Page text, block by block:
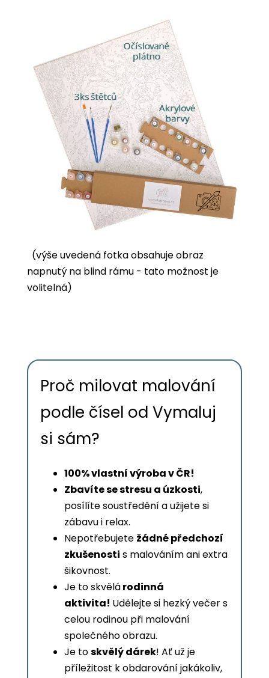
(výše uvedená fotka obsahuje obraz
napnutý na blind rámu - tato možnost je
volitelná)
Proč milovat malování
podle čísel od Vymaluj
si sám?
100% vlastní výroba v ČR!
Zbavíte se stresu a úzkosti,
posílíte soustředění a užijete si
zábavu i relax.
Nepotřebujete žádné předchozí
zkušenosti s malováním ani extra
šikovnost.
Je to skvělárodinná
aktivita! Udělejte si hezký večer s
celou rodinou při malování
společného obrazu.
Je toskvělý dárek! Ať už je
příležitost k obdarování jakákoliv,